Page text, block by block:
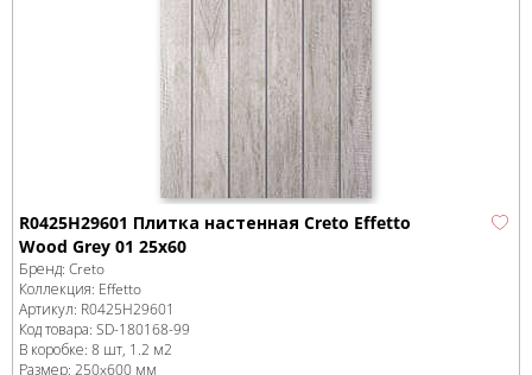
R0425H29601 Плитка настенная Creto Effetto
Wood Grey 01 25х60
Бренд: Creto
Коллекция: Effetto
Артикул: R0425H29601
Код товара: SD-180168-99
В коробке: 8 шт, 1.2 м2
Размер: 250x600 мм